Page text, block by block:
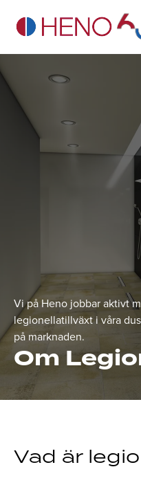
Vi på Heno jobbar aktivt
legionellatillväxt i våra
på marknaden.
Om
Vad är